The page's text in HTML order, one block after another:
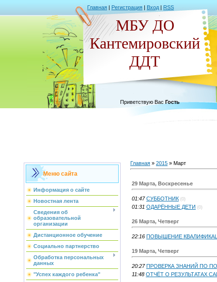
Главная | Регистрация | Вход | RSS
МБУ ДО
Кантемировский
ДДТ
Приветствую Вас Гость
Меню сайта
Информация о сайте
Новостная лента
Сведения об
образовательной
организации
Дистанционное обучение
Социально партнерство
Обработка персональных
данных
"Успех каждого ребенка"
Главная » 2015 » Март
29 Марта, Воскресенье
01:47 СУББОТНИК (0)
01:31 ОДАРЁННЫЕ ДЕТИ (0)
26 Марта, Четверг
22:16 ПОВЫШЕНИЕ
19 Марта, Четверг
20:27 ПРОВЕРКА ЗНАНИЙ ПО
11:48 ОТЧЁТ О РЕЗУЛЬТАТАХ